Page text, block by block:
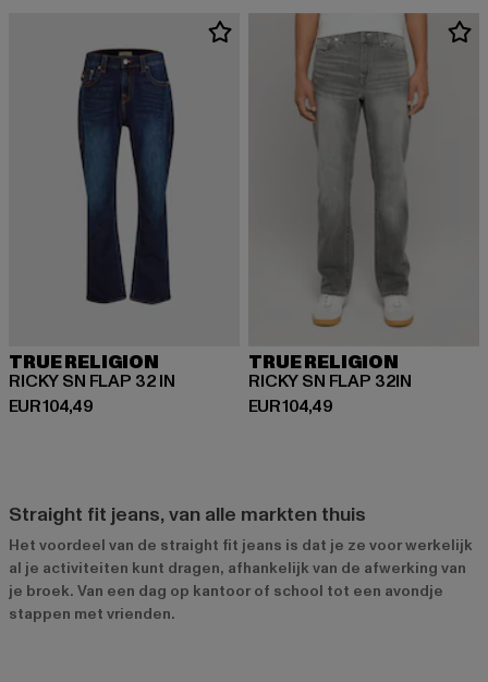
TRUE RELIGION
RICKY SN FLAP 32 IN
EUR 104,49
Huidige prijs: EUR 104,49
TRUE RELIGION
RICKY SN FLAP 32IN
EUR 104,49
Huidige prijs: EUR 104,49
Straight fit jeans, van alle markten thuis
Het voordeel van de straight fit jeans is dat je ze voor werkelijk
al je activiteiten kunt dragen, afhankelijk van de afwerking van
je broek. Van een dag op kantoor of school tot een avondje
stappen met vrienden.